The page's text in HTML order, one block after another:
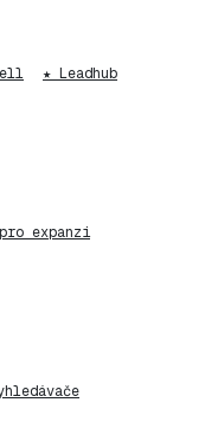
★ Leadhub
expanzi